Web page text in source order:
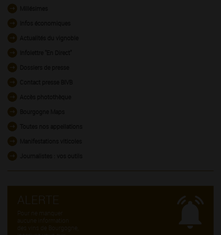
ALERTE
Pour ne manquer
aucune information
des vins de Bourgogne,